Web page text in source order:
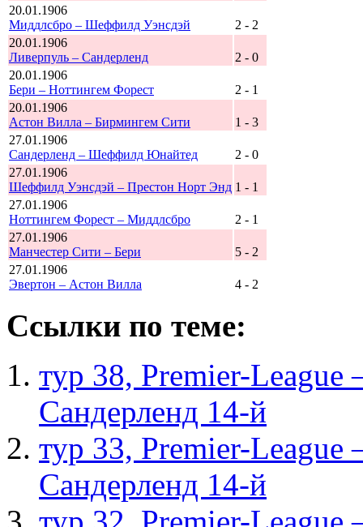
20.01.1906
Миддлсбро – Шеффилд Уэнсдэй
2 - 2
20.01.1906
Ливерпуль – Сандерленд
2 - 0
20.01.1906
Бери – Ноттингем Форест
2 - 1
20.01.1906
Астон Вилла – Бирмингем Сити
1 - 3
27.01.1906
Сандерленд – Шеффилд Юнайтед
2 - 0
27.01.1906
Шеффилд Уэнсдэй – Престон Норт Энд 1 - 1
27.01.1906
Ноттингем Форест – Миддлсбро
2 - 1
27.01.1906
Манчестер Сити – Бери
5 - 2
27.01.1906
Эвертон – Астон Вилла
4 - 2
Ссылки по теме:
тур 38, Рremier-
Сандерленд 14-й
тур 33, Рremier-
Сандерленд 14-й